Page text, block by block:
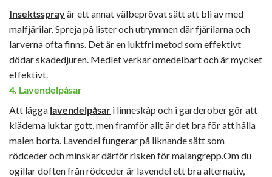
Insektssprayär ett annat välbeprövat sätt att bli av med
malfjärilar. Spreja på lister och utrymmen där fjärilarna och
larverna ofta finns. Det är en luktfri metod som effektivt
dödar skadedjuren. Medlet verkar omedelbart och är mycket
effektivt.
4. Lavendelpåsar
Att lägga lavendelpåsar i linneskåp och i garderober gör att
kläderna luktar gott, men framför allt är det bra för att hålla
malen borta. Lavendel fungerar på liknande sätt som
rödceder och minskar därför risken för malangrepp.Om du
ogillar doften från rödceder är lavendel ett bra alternativ,